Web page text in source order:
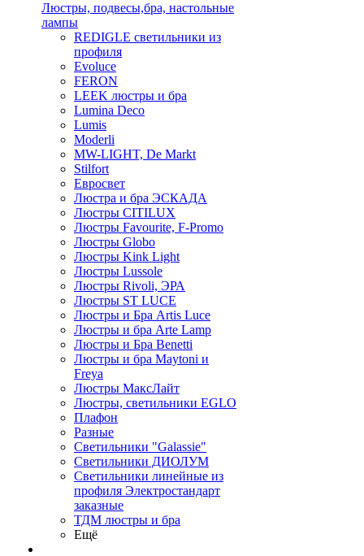
Люстры, подвесы,бра, настольные
лампы
REDIGLE светильники из
профиля
Evoluce
FERON
LEEK люстры и бра
Lumina Deco
Lumis
Moderli
MW-LIGHT, De Markt
Stilfort
Евросвет
Люстра и бра ЭСКАДА
Люстры CITILUX
Люстры Favourite, F-Promo
Люстры Globo
Люстры Kink Light
Люстры Lussole
Люстры Rivoli, ЭРА
Люстры ST LUCE
Люстры и Бра Artis Luce
Люстры и бра Arte Lamp
Люстры и Бра Benetti
Люстры и бра Maytoni и
Freya
Люстры МаксЛайт
Люстры, светильники EGLO
Плафон
Разные
Светильники "Galassie"
Светильники ДИОЛУМ
Светильники линейные из
профиля Электростандарт
заказные
ТДМ люстры и бра
Ещё